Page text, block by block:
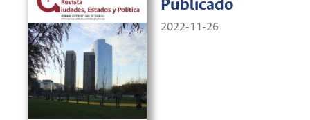
Publicado
2022-11-26